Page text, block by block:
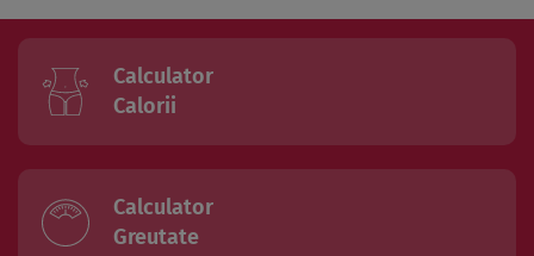
Calculator
Calorii
Calculator
Greutate